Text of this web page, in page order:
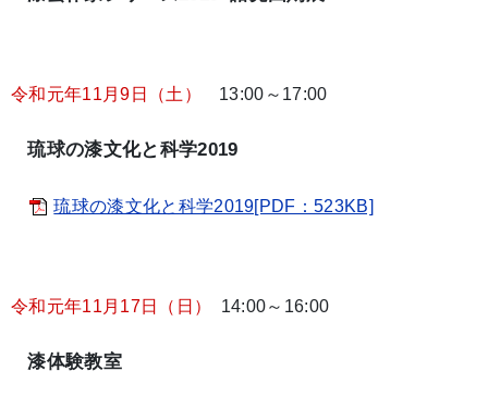
令和元年11月9日（土） 13:00～17:00
琉球の漆文化と科学2019
琉球の漆文化と科学2019[PDF：523KB]
令和元年11月17日（日） 14:00～16:00
漆体験教室